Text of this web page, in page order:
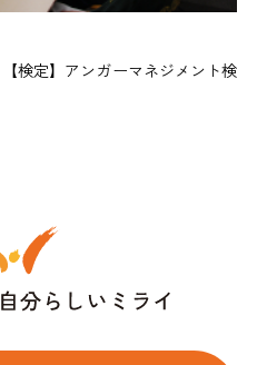
検定】アンガーマネジメント検